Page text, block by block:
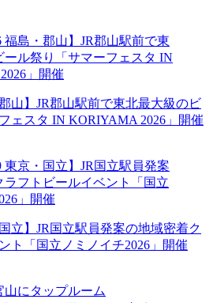
郡山】JR郡山駅前で東北最大級のビ
ェスタ IN KORIYAMA 2026」開催
国立】JR国立駅員発案の地域密着ク
ト「国立ノミノイチ2026」開催